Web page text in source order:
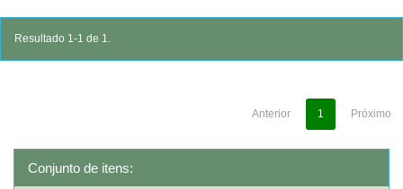
Resultado 1-1 de 1.
Anterior 1 Próximo
Conjunto de itens: